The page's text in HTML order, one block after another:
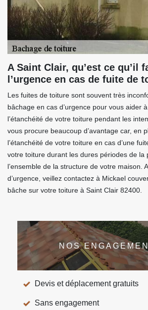
A Saint Clair, qu’est ce qu’il
l’urgence en cas de fuite de
Les fuites de toiture sont souvent très
bâchage en cas d’urgence pour vous aider
l’étanchéité de votre toiture pendant les
vous procure beaucoup d’avantage car, en
l’étanchéité de votre toiture en cas d’une
votre toiture durant les dures périodes de la
l’ensemble de la structure de votre maison.
d’urgence, veillez contactez à Mickael
bâche sur votre toiture à Saint Clair 82400.
NOS
Devis et déplacement gratuits
Sans engagement